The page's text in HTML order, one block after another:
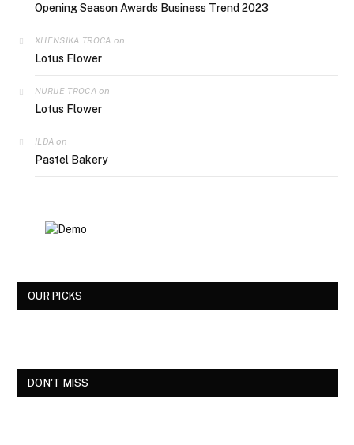
Opening Season Awards Business Trend 2023
XHENSIKA TROCA on
Lotus Flower
NURIJE TROCA on
Lotus Flower
ILDA on
Pastel Bakery
OUR PICKS
DON'T MISS